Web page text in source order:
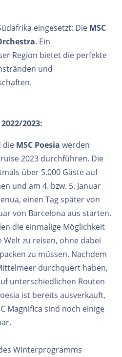
eingesetzt: Die MSC
. Ein
Region bietet die perfekte
und
2023:
die MSC Poesia werden
2023 durchführen. Die
über 5.000 Gäste auf
und am 4. bzw. 5. Januar
einen Tag später von
von Barcelona aus starten.
die einmalige Möglichkeit
zu reisen, ohne dabei
zu müssen. Nachdem
durchquert haben,
unterschiedlichen Routen
ist bereits ausverkauft,
Magnifica sind noch einige
Winterprogramms